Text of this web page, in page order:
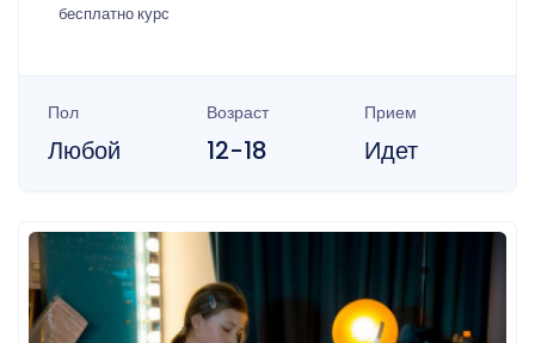
бесплатно курс
Пол
Любой
Возраст
12-18
Прием
Идет